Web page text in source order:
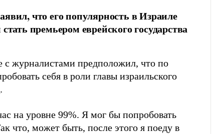
что его популярность в Израиле
премьером еврейского государства
журналистами предположил, что по
себя в роли главы израильского
.
на уровне 99%. Я мог бы попробовать
что, может быть, после этого я поеду в